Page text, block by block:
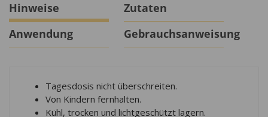
Hinweise
Zutaten
Anwendung
Gebrauchsanweisung
Tagesdosis nicht überschreiten.
Von Kindern fernhalten.
Kühl, trocken und lichtgeschützt lagern.